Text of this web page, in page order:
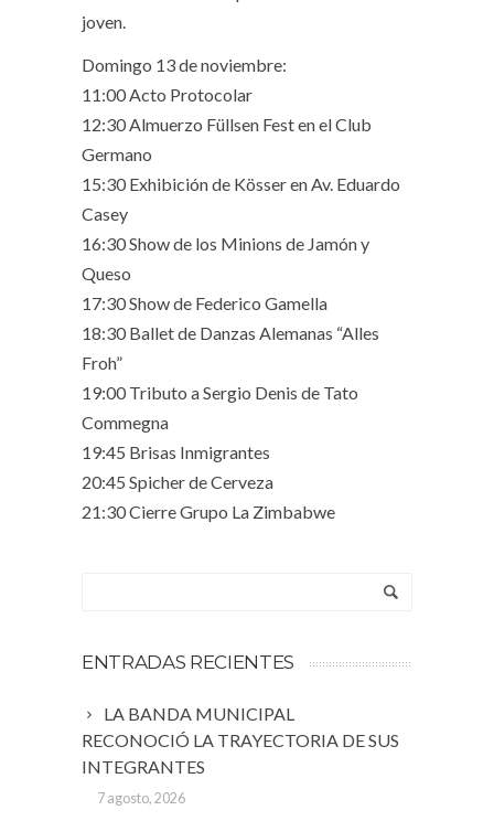
joven.
Domingo 13 de noviembre:
11:00 Acto Protocolar
12:30 Almuerzo Füllsen Fest en el Club
Germano
15:30 Exhibición de Kösser en Av. Eduardo
Casey
16:30 Show de los Minions de Jamón y
Queso
17:30 Show de Federico Gamella
18:30 Ballet de Danzas Alemanas “Alles
Froh”
19:00 Tributo a Sergio Denis de Tato
Commegna
19:45 Brisas Inmigrantes
20:45 Spicher de Cerveza
21:30 Cierre Grupo La Zimbabwe
ENTRADAS RECIENTES
LA BANDA MUNICIPAL
RECONOCIÓ LA TRAYECTORIA DE SUS
INTEGRANTES
7 agosto, 2026